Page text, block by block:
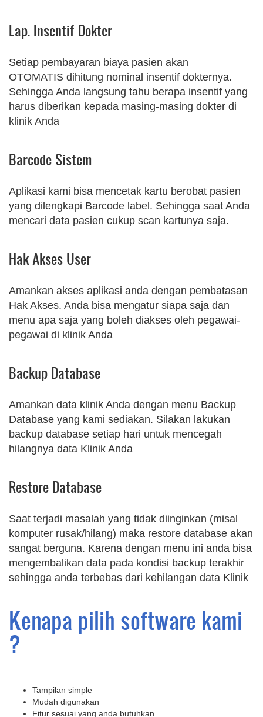
Lap. Insentif Dokter
Setiap pembayaran biaya pasien akan
OTOMATIS dihitung nominal insentif dokternya.
Sehingga Anda langsung tahu berapa insentif yang
harus diberikan kepada masing-masing dokter di
klinik Anda
Barcode Sistem
Aplikasi kami bisa mencetak kartu berobat pasien
yang dilengkapi Barcode label. Sehingga saat Anda
mencari data pasien cukup scan kartunya saja.
Hak Akses User
Amankan akses aplikasi anda dengan pembatasan
Hak Akses. Anda bisa mengatur siapa saja dan
menu apa saja yang boleh diakses oleh pegawai-
pegawai di klinik Anda
Backup Database
Amankan data klinik Anda dengan menu Backup
Database yang kami sediakan. Silakan lakukan
backup database setiap hari untuk mencegah
hilangnya data Klinik Anda
Restore Database
Saat terjadi masalah yang tidak diinginkan (misal
komputer rusak/hilang) maka restore database akan
sangat berguna. Karena dengan menu ini anda bisa
mengembalikan data pada kondisi backup terakhir
sehingga anda terbebas dari kehilangan data Klinik
Kenapa pilih software kami
?
Tampilan simple
Mudah digunakan
Fitur sesuai yang anda butuhkan